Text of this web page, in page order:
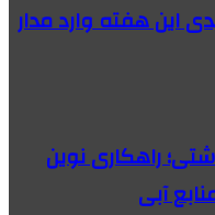
این هفته وارد مدار
راهکاری نوین
آبی